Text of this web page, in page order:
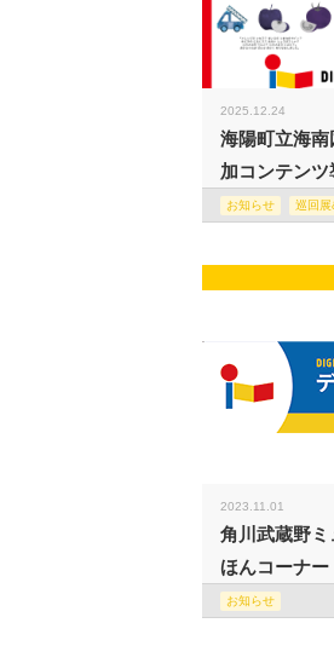
2025.12.24
海陽町立海
加コンテンツ
お知らせ 巡回
2023.11.01
角川武蔵野ミ
ほんコーナー
お知らせ